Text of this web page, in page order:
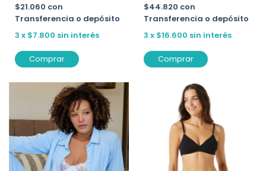
$21.060 con
Transferencia o depósito
3 x $7.800 sin interés
Comprar
$44.820 con
Transferencia o depósito
3 x $16.600 sin interés
Comprar